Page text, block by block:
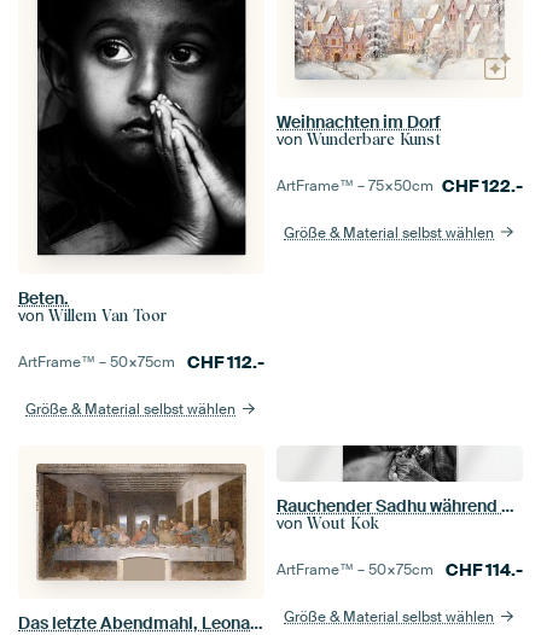
Beten.
von Willem Van Toor
ArtFrame™ –50×75cm CHF112.-
Größe & Material selbst wählen
Weihnachten im Dorf
von Wunderbare Kunst
ArtFrame™ –75×50cm CHF122.-
Größe & Material selbst wählen
Das letzte Abendmahl, Leonardo da Vinci.
Rauchender Sadhu während der Kumbh Mela in Haridwar, Indien
von Wout Kok
ArtFrame™ –50×75cm CHF114.-
Größe & Material selbst wählen